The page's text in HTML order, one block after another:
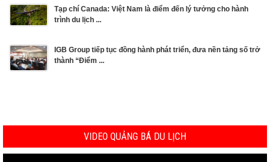
Tạp chí Canada: Việt Nam là điểm đến lý tưởng cho hành
trình du lịch ...
IGB Group tiếp tục đồng hành phát triển, đưa nền tảng số trở
thành “Điểm ...
VIDEO QUẢNG BÁ DU LỊCH